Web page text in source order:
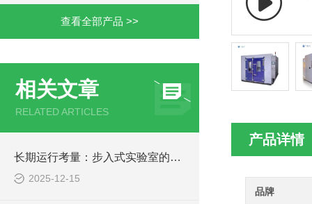
查看全部产品 >>
相关文章
RELATED ARTICLES
长期运行考量：步入式实验室的可靠性与维护
2025-12-15
产品详情
品牌